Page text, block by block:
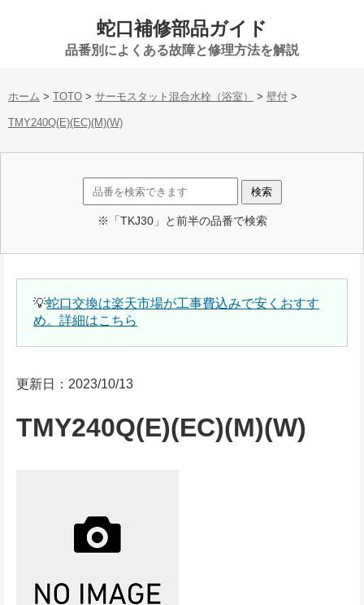
蛇口補修部品ガイド
品番別によくある故障と修理方法を解説
ホーム > TOTO > サーモスタット混合水栓（浴室） > 壁付 >
TMY240Q(E)(EC)(M)(W)
※「TKJ30」と前半の品番で検索
💡蛇口交換は楽天市場が工事費込みで安くおすす
め。詳細はこちら
更新日：2023/10/13
TMY240Q(E)(EC)(M)(W)